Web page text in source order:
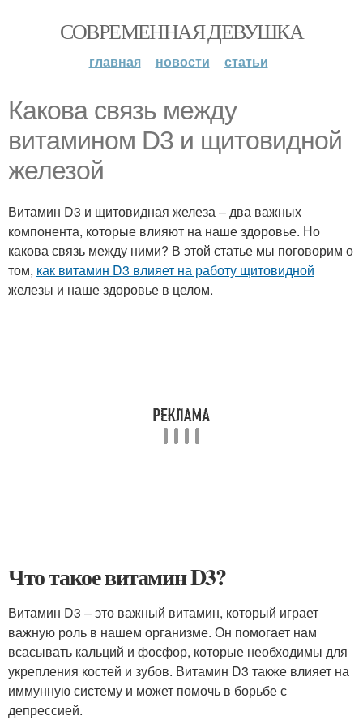
СОВРЕМЕННАЯ ДЕВУШКА
главная новости статьи
Какова связь между
витамином D3 и щитовидной
железой
Витамин D3 и щитовидная железа – два важных
компонента, которые влияют на наше здоровье. Но
какова связь между ними? В этой статье мы поговорим о
том, как витамин D3 влияет на работу щитовидной
железы и наше здоровье в целом.
Что такое витамин D3?
Витамин D3 – это важный витамин, который играет
важную роль в нашем организме. Он помогает нам
всасывать кальций и фосфор, которые необходимы для
укрепления костей и зубов. Витамин D3 также влияет на
иммунную систему и может помочь в борьбе с
депрессией.